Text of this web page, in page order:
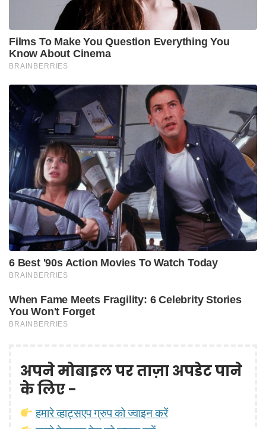
अपने मोबाइल पर ताज़ा अपडेट पाने
के लिए -
हमारे व्हाट्सएप ग्रुप को ज्वाइन करें